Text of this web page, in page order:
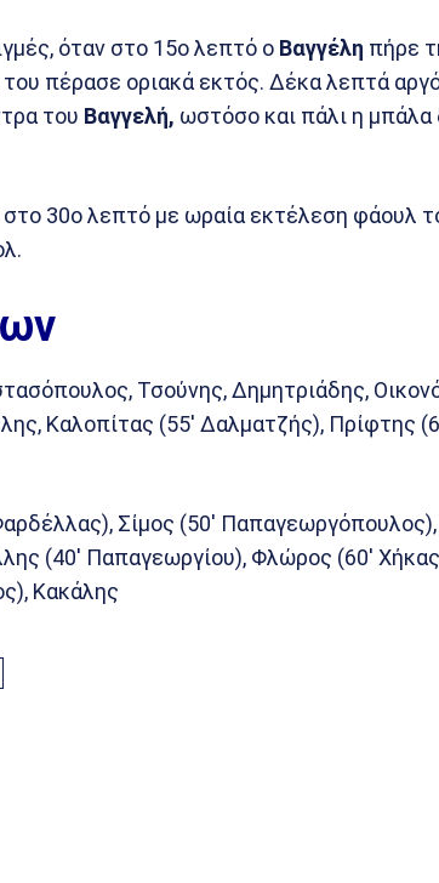
όταν στο 15ο λεπτό ο Βαγγέλη πήρε
πέρασε οριακά εκτός. Δέκα λεπτά
του Βαγγελή, ωστόσο και πάλι η μπάλα
στο 30ο λεπτό με ωραία εκτέλεση φάουλ
Τσούνης, Δημητριάδης,
Καλοπίτας (55′ Δαλματζής), Πρίφτης
Σίμος (50′ Παπαγεωργόπουλος),
(40′ Παπαγεωργίου), Φλώρος (60′
Κακάλης